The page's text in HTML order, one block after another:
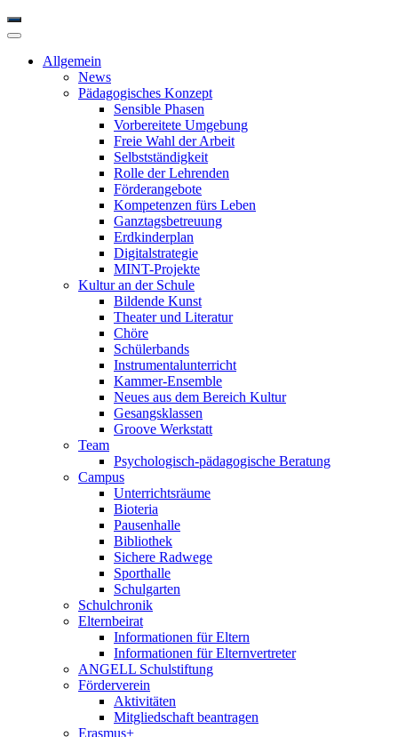
Allgemein
News
Pädagogisches Konzept
Sensible Phasen
Vorbereitete Umgebung
Freie Wahl der Arbeit
Selbstständigkeit
Rolle der Lehrenden
Förderangebote
Kompetenzen fürs Leben
Ganztagsbetreuung
Erdkinderplan
Digitalstrategie
MINT-Projekte
Kultur an der Schule
Bildende Kunst
Theater und Literatur
Chöre
Schülerbands
Instrumentalunterricht
Kammer-Ensemble
Neues aus dem Bereich Kultur
Gesangsklassen
Groove Werkstatt
Team
Psychologisch-pädagogische Beratung
Campus
Unterrichtsräume
Bioteria
Pausenhalle
Bibliothek
Sichere Radwege
Sporthalle
Schulgarten
Schulchronik
Elternbeirat
Informationen für Eltern
Informationen für Elternvertreter
ANGELL Schulstiftung
Förderverein
Aktivitäten
Mitgliedschaft beantragen
Erasmus+